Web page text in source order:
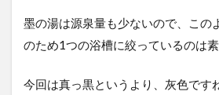
墨の湯は源泉量も少ないので、この
のため1つの浴槽に絞っているのは素
今回は真っ黒というより、灰色です